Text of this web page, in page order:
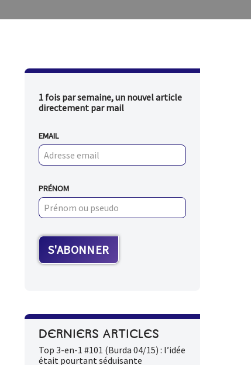
1 fois par semaine, un nouvel article
directement par mail
EMAIL
PRÉNOM
DERNIERS ARTICLES
Top 3-en-1 #101 (Burda 04/15) : l’idée
était pourtant séduisante